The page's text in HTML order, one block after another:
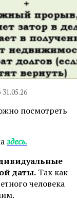
посмотреть
здесь.
даты. Так как
человека